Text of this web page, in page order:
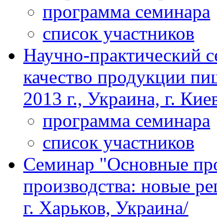
программа семинара
список участников
Научно-практический
качество продукции
2013 г., Украина, г.
программа семинара
список участников
Семинар "Основные
производства: новые
г. Харьков, Украина/